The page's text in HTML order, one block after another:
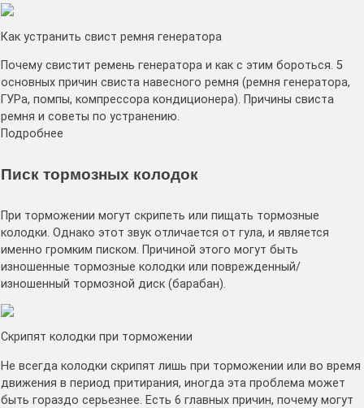
Как устранить свист ремня генератора
Почему свистит ремень генератора и как с этим бороться. 5
основных причин свиста навесного ремня (ремня генератора,
ГУРа, помпы, компрессора кондиционера). Причины свиста
ремня и советы по устранению.
Подробнее
Писк тормозных колодок
При торможении могут скрипеть или пищать тормозные
колодки. Однако этот звук отличается от гула, и является
именно громким писком. Причиной этого могут быть
изношенные тормозные колодки или поврежденный/
изношенный тормозной диск (барабан).
Скрипят колодки при торможении
Не всегда колодки скрипят лишь при торможении или во время
движения в период притирания, иногда эта проблема может
быть гораздо серьезнее. Есть 6 главных причин, почему могут